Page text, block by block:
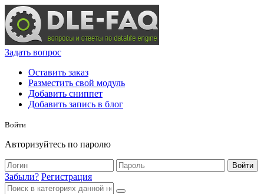
Задать вопрос
Оставить заказ
Разместить свой модуль
Добавить сниппет
Добавить запись в блог
Войти
Авторизуйтесь по паролю
Войти
Забыли? Регистрация